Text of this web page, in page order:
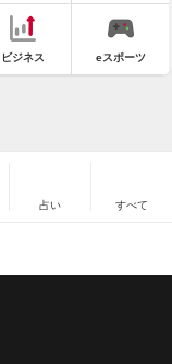
ビジネス eスポーツ
占い すべて